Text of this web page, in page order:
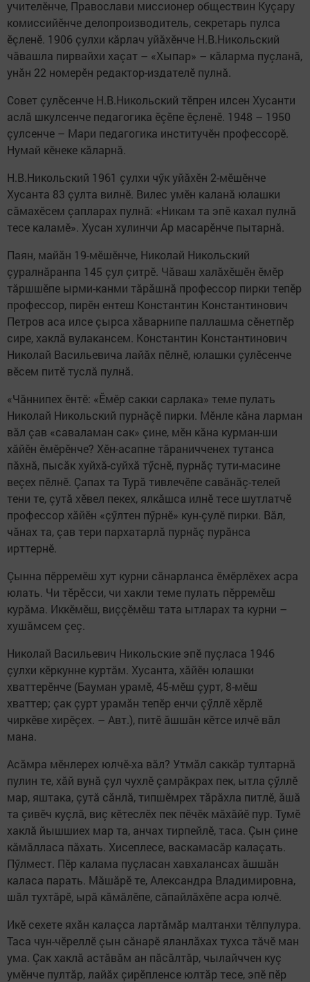
учителӗнче, Православи миссионер обществин Куçару
комиссийӗнче делопроизводитель, секретарь пулса
ӗçленӗ. 1906 çулхи кăрлач уйăхӗнче Н.В.Никольский
чăвашла пирвайхи хаçат – «Хыпар» – кăларма пуçланă,
унăн 22 номерӗн редактор-издателӗ пулнă.
Совет çулӗсенче Н.В.Никольский тӗпрен илсен Хусанти
аслă шкулсенче педагогика ӗçӗпе ӗçленӗ. 1948 – 1950
çулсенче – Мари педагогика институчӗн профессорӗ.
Нумай кӗнеке кăларнă.
Н.В.Никольский 1961 çулхи чӳк уйăхӗн 2-мӗшӗнче
Хусанта 83 çулта вилнӗ. Вилес умӗн каланă юлашки
сăмахӗсем çапларах пулнă: «Никам та эпӗ кахал пулнă
тесе каламӗ». Хусан хулинчи Ар масарӗнче пытарнă.
Паян, майăн 19-мӗшӗнче, Николай Никольский
çуралнăранпа 145 çул çитрӗ. Чăваш халăхӗшӗн ӗмӗр
тăршшӗпе ырми-канми тăрăшнă профессор пирки тепӗр
профессор, пирӗн ентеш Константин Константинович
Петров аса илсе çырса хăварнипе паллашма сӗнетпӗр
сире, хаклă вулакансем. Константин Константинович
Николай Васильевича лайăх пӗлнӗ, юлашки çулӗсенче
вӗсем питӗ туслă пулнă.
«Чăннипех ӗнтӗ: «Ӗмӗр сакки сарлака» теме пулать
Николай Никольский пурнăçӗ пирки. Мӗнле кăна ларман
вăл çав «саваламан сак» çине, мӗн кăна курман-ши
хăйӗн ӗмӗрӗнче? Хӗн-асапне тăраничченех тутанса
пăхнă, пысăк хуйхă-суйхă тӳснӗ, пурнăç тути-масине
веçех пӗлнӗ. Çапах та Турă тивлечӗпе савăнăç-телей
тени те, çутă хӗвел пекех, ялкăшса илнӗ тесе шутлатчӗ
профессор хăйӗн «çӳлтен пӳрнӗ» кун-çулӗ пирки. Вăл,
чăнах та, çав тери пархатарлă пурнăç пурăнса
ирттернӗ.
Çынна пӗрремӗш хут курни сăнарланса ӗмӗрлӗхех асра
юлать. Чи тӗрӗсси, чи хакли теме пулать пӗрремӗш
курăма. Иккӗмӗш, виççӗмӗш тата ытларах та курни –
хушăмсем çеç.
Николай Васильевич Никольские эпӗ пуçласа 1946
çулхи кӗркунне куртăм. Хусанта, хăйӗн юлашки
хваттерӗнче (Бауман урамӗ, 45-мӗш çурт, 8-мӗш
хваттер; çак çурт урамăн тепӗр енчи çӳллӗ хӗрлӗ
чиркӗве хирӗçех. – Авт.), питӗ ăшшăн кӗтсе илчӗ вăл
мана.
Асăмра мӗнлерех юлчӗ-ха вăл? Утмăл саккăр тултарнă
пулин те, хăй вунă çул чухлӗ çамрăкрах пек, ытла çӳллӗ
мар, яштака, çутă сăнлă, типшӗмрех тăрăхла питлӗ, ăшă
та çивӗч куçлă, виç кӗтеслӗх пек пӗчӗк мăхăйӗ пур. Тумӗ
хаклă йышшиех мар та, анчах тирпейлӗ, таса. Çын çине
кăмăлласа пăхать. Хисеплесе, васкамасăр калаçать.
Пӳлмест. Пӗр калама пуçласан хавхалансах ăшшăн
каласа парать. Мăшăрӗ те, Александра Владимировна,
шăл тухтăрӗ, ырă кăмăлӗпе, сăпайлăхӗпе асра юлчӗ.
Икӗ сехете яхăн калаçса лартăмăр малтанхи тӗлпулура.
Таса чун-чӗреллӗ çын сăнарӗ яланлăхах тухса тăчӗ ман
ума. Çак хаклă астăвăм ан пăсăлтăр, чылайччен куç
умӗнче пултăр, лайăх çирӗпленсе юлтăр тесе, эпӗ пӗр